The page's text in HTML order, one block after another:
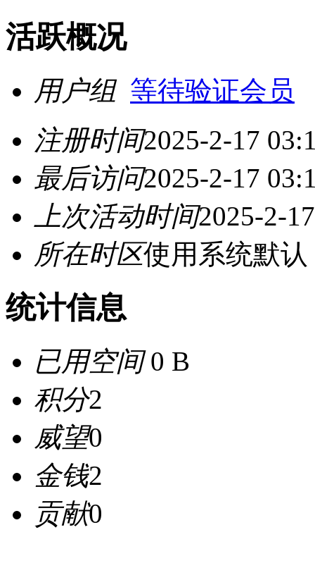
活跃概况
用户组 等待验证会员
注册时间2025-2-17
最后访问2025-2-17
上次活动时间2025-2-
所在时区使用系统默认
统计信息
已用空间0 B
积分2
威望0
金钱2
贡献0